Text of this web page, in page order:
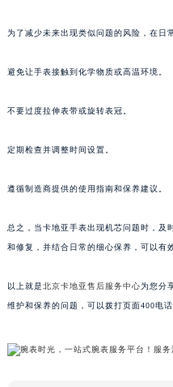
为了减少未来出现类似问题的风险，在日
避免让手表接触到化学物质或高温环境。
不要过度拉伸表带或旋转表冠。
定期检查并调整时间设置。
遵循制造商提供的使用指南和保养建议。
总之，当卡地亚手表出现机芯问题时，及
和修复，并结合日常的细心保养，可以有
以上就是北京卡地亚售后服务中心为您分
维护和保养的问题，可以拨打页面400电